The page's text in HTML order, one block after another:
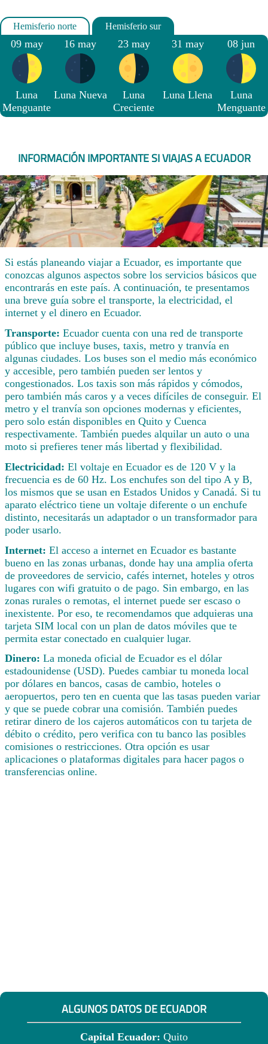
09 may
Luna
Menguante
16 may
Luna Nueva
23 may
Luna
Creciente
31 may
Luna Llena
08 jun
Luna
Menguante
INFORMACIÓN IMPORTANTE SI VIAJAS A ECUADOR
Si estás planeando viajar a Ecuador, es importante que
conozcas algunos aspectos sobre los servicios básicos que
encontrarás en este país. A continuación, te presentamos
una breve guía sobre el transporte, la electricidad, el
internet y el dinero en Ecuador.
Transporte: Ecuador cuenta con una red de transporte
público que incluye buses, taxis, metro y tranvía en
algunas ciudades. Los buses son el medio más económico
y accesible, pero también pueden ser lentos y
congestionados. Los taxis son más rápidos y cómodos,
pero también más caros y a veces difíciles de conseguir. El
metro y el tranvía son opciones modernas y eficientes,
pero solo están disponibles en Quito y Cuenca
respectivamente. También puedes alquilar un auto o una
moto si prefieres tener más libertad y flexibilidad.
Electricidad: El voltaje en Ecuador es de 120 V y la
frecuencia es de 60 Hz. Los enchufes son del tipo A y B,
los mismos que se usan en Estados Unidos y Canadá. Si tu
aparato eléctrico tiene un voltaje diferente o un enchufe
distinto, necesitarás un adaptador o un transformador para
poder usarlo.
Internet: El acceso a internet en Ecuador es bastante
bueno en las zonas urbanas, donde hay una amplia oferta
de proveedores de servicio, cafés internet, hoteles y otros
lugares con wifi gratuito o de pago. Sin embargo, en las
zonas rurales o remotas, el internet puede ser escaso o
inexistente. Por eso, te recomendamos que adquieras una
tarjeta SIM local con un plan de datos móviles que te
permita estar conectado en cualquier lugar.
Dinero: La moneda oficial de Ecuador es el dólar
estadounidense (USD). Puedes cambiar tu moneda local
por dólares en bancos, casas de cambio, hoteles o
aeropuertos, pero ten en cuenta que las tasas pueden variar
y que se puede cobrar una comisión. También puedes
retirar dinero de los cajeros automáticos con tu tarjeta de
débito o crédito, pero verifica con tu banco las posibles
comisiones o restricciones. Otra opción es usar
aplicaciones o plataformas digitales para hacer pagos o
transferencias online.
ALGUNOS DATOS DE ECUADOR
Capital Ecuador: Quito